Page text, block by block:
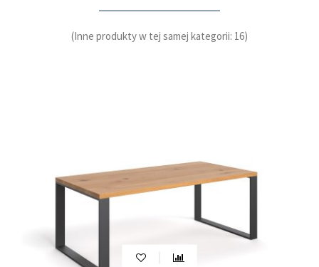
(Inne produkty w tej samej kategorii: 16)